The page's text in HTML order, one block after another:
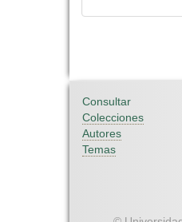
Consultar
Colecciones
Autores
Temas